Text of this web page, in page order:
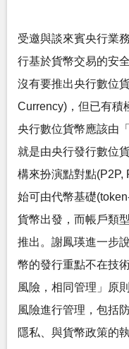
受邀與談來賓央行業
行基於貨幣交易的安
沒有要推出央行數位
Currency)，但已有積
央行數位貨幣應該由
就是由央行發行數位
構來扮演點對點(P2P,
始可由代幣基礎
貨幣出發，而帳戶類
推出。謝鳳瑛進一步
幣的發行重點不在技
風險，相同管理」原
風險進行管理，包括
隱私、與貨幣政策的